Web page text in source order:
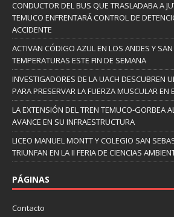
CONDUCTOR DEL BUS QUE TRASLADABA A
TEMUCO ENFRENTARÁ CONTROL DE
ACCIDENTE
ACTIVAN CÓDIGO AZUL EN LOS ANDES Y SAN
TEMPERATURAS ESTE FIN DE SEMANA
INVESTIGADORES DE LA UACH DESCUBREN
PARA PRESERVAR LA FUERZA MUSCULAR EN
LA EXTENSIÓN DEL TREN TEMUCO-GORBEA
AVANCE EN SU INFRAESTRUCTURA
LICEO MANUEL MONTT Y COLEGIO SAN
TRIUNFAN EN LA II FERIA DE CIENCIAS
PÁGINAS
Contacto